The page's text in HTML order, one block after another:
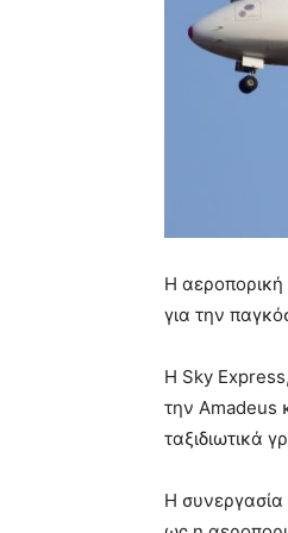
Η αεροπορική
για την
Η Sky
την Amadeus
ταξιδιωτικά
Η συνεργασία